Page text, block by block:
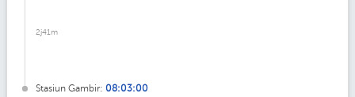
2j41m
Stasiun Gambir: 08:03:00